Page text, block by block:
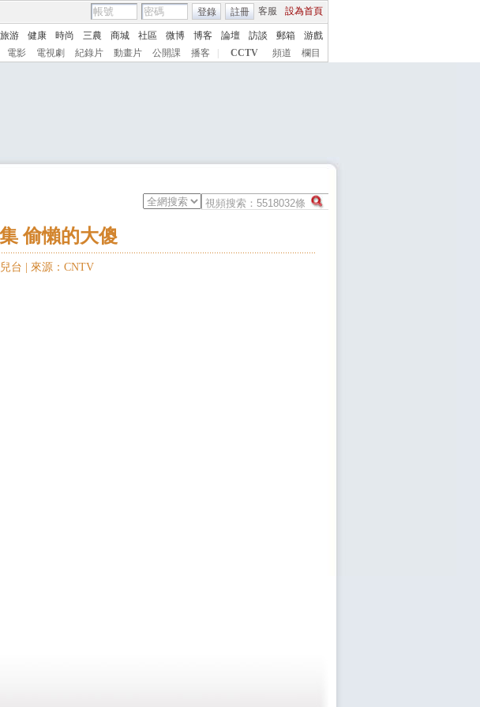
客服 設為首頁
登錄 註冊
旅游 健康 時尚 三農 商城 社區 微博 博客 論壇 訪談 郵箱
游戲
電影 電視劇 紀錄片 動畫片 公開課 播客 CCTV 頻道 欄目
偷懶的大傻
台 來源：CNTV